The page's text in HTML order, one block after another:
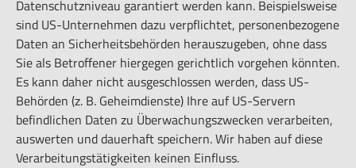
Datenschutzniveau garantiert werden kann. Beispielsweise
sind US-Unternehmen dazu verpflichtet, personenbezogene
Daten an Sicherheitsbehörden herauszugeben, ohne dass
Sie als Betroffener hiergegen gerichtlich vorgehen könnten.
Es kann daher nicht ausgeschlossen werden, dass US-
Behörden (z. B. Geheimdienste) Ihre auf US-Servern
befindlichen Daten zu Überwachungszwecken verarbeiten,
auswerten und dauerhaft speichern. Wir haben auf diese
Verarbeitungstätigkeiten keinen Einfluss.